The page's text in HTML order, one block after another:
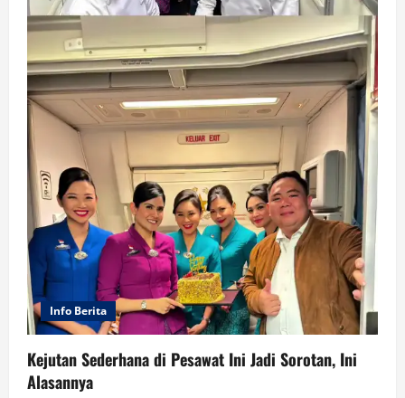
Info Berita
Kejutan Sederhana di Pesawat Ini Jadi Sorotan, Ini
Alasannya